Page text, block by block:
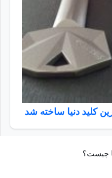
کلید دنیا ساخته شد
چیست؟